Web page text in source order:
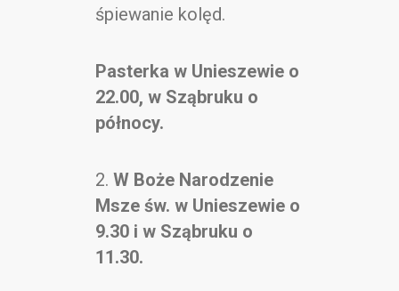
śpiewanie kolęd.
Pasterka w Unieszewie o
22.00, w Sząbruku o
północy.
2. W Boże Narodzenie
Msze św. w Unieszewie o
9.30 i w Sząbruku o
11.30.